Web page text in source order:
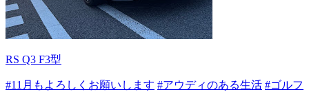
RS Q3 F3型
#11月もよろしくお願いします #アウディのある生活 #ゴルフ